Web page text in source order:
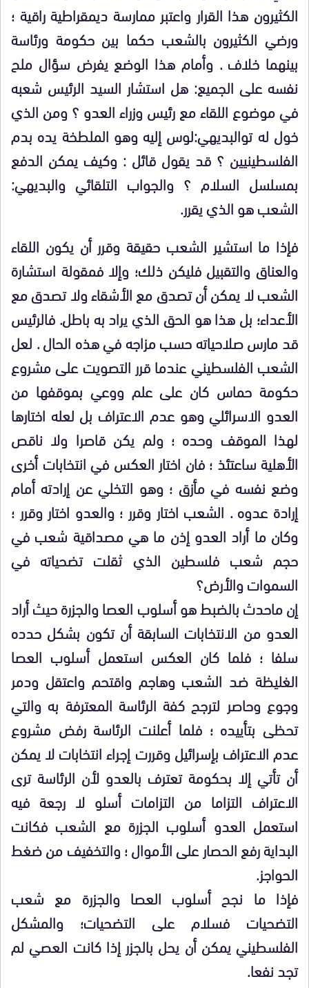
الكثيرون هذا القرار واعتبر ممارسة ديمقراطية راقية ؛
ورضي الكثيرون بالشعب حكما بين حكومة ورئاسة
بينهما خلاف . وأمام هذا الوضع يفرض سؤال ملح
نفسه على الجميع: هل استشار السيد الرئيس شعبه
في موضوع اللقاء مع رئيس وزراء العدو ؟ ومن الذي
خول له توالبديهي:لوس إليه وهو الملطخة يده بدم
الفلسطينيين ؟ قد يقول قائل : وكيف يمكن الدفع
بمسلسل السلام ؟ والجواب التلقائي والبديهي:
الشعب هو الذي يقرر.
فإذا ما استشير الشعب حقيقة وقرر أن يكون اللقاء
والعناق والتقبيل فليكن ذلك؛ وإلا فمقولة استشارة
الشعب لا يمكن أن تصدق مع الأشقاء ولا تصدق مع
الأعداء؛ بل هذا هو الحق الذي يراد به باطل. فالرئيس
قد مارس صلاحياته حسب مزاجه في هذه الحال . لعل
الشعب الفلسطيني عندما قرر التصويت على مشروع
حكومة حماس كان على علم ووعي بموقفها من
العدو الاسرائلي وهو عدم الاعتراف بل لعله اختارها
لهذا الموقف وحده ؛ ولم يكن قاصرا ولا ناقص
الأهلية ساعتئذ ؛ فان اختار العكس في انتخابات أخرى
وضع نفسه في مأزق ؛ وهو التخلي عن إرادته أمام
إرادة عدوه . الشعب اختار وقرر ؛ والعدو اختار وقرر ؛
وكان ما أراد العدو إذن ما هي مصداقية شعب في
حجم شعب فلسطين الذي ثقلت تضحياته في
السموات والأرض؟
إن ماحدث بالضبط هو أسلوب العصا والجزرة حيث أراد
العدو من الانتخابات السابقة أن تكون بشكل حدده
سلفا ؛ فلما كان العكس استعمل أسلوب العصا
الغليظة ضد الشعب وهاجم واقتحم واعتقل ودمر
وجوع وحاصر لترجح كفة الرئاسة المعترفة به والتي
تحظى بتأييده ؛ فلما أعلنت الرئاسة رفض مشروع
عدم الاعتراف بإسرائيل وقررت إجراء انتخابات لا يمكن
أن تأتي إلا بحكومة تعترف بالعدو لأن الرئاسة ترى
الاعتراف التزاما من التزامات أسلو لا رجعة فيه
استعمل العدو أسلوب الجزرة مع الشعب فكانت
البداية رفع الحصار على الأموال ؛ والتخفيف من ضغط
الحواجز.
فإذا ما نجح أسلوب العصا والجزرة مع شعب
التضحيات فسلام على التضحيات؛ والمشكل
الفلسطيني يمكن أن يحل بالجزر إذا كانت العصي لم
تجد نفعا.